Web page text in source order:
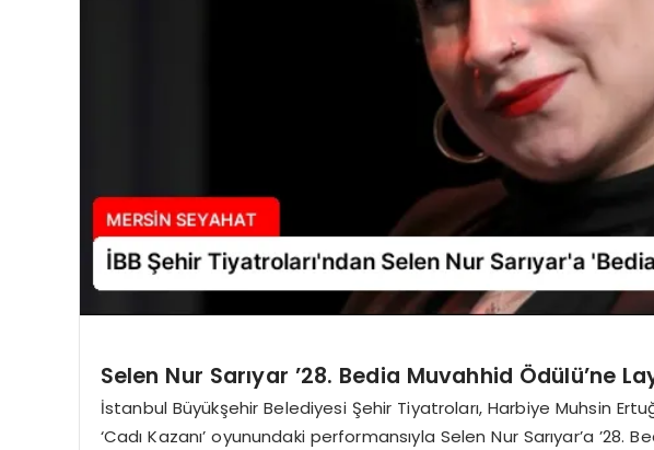
Selen Nur Sarıyar ’28. Bedia Muvahhid Ödülü’ne
İstanbul Büyükşehir Belediyesi Şehir Tiyatroları, Harbiye Muhsin
‘Cadı Kazanı’ oyunundaki performansıyla Selen Nur Sarıyar’a